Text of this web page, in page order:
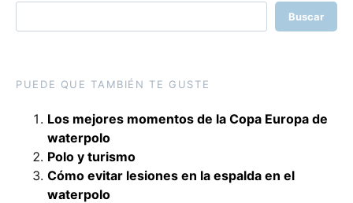
Buscar
PUEDE QUE TAMBIÉN TE GUSTE
Los mejores momentos de la Copa Europa de
waterpolo
Polo y turismo
Cómo evitar lesiones en la espalda en el
waterpolo